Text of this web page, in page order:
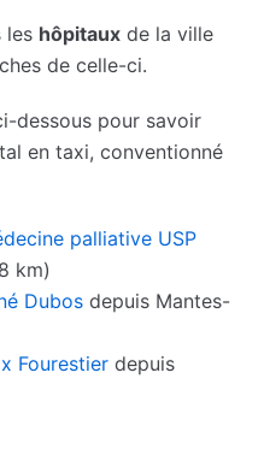
les hôpitaux de la ville
de celle-ci.
dessous pour savoir
en taxi, conventionné
palliative USP
km)
Dubos depuis Mantes-
Fourestier depuis